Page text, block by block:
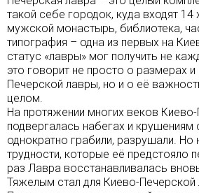
такой себе городок, куда входят
мужской монастырь, библиотека,
типография – одна из первых на
статус «лавры» мог получить не
это говорит не просто о размерах
Печерской лавры, но и о её
целом.
На протяжении многих веков
подвергалась набегах и крушениям
однократно грабили, разрушали. Но
трудности, которые её предстояло
раз Лавра восстанавливалась
Тяжелым стал для Киево-Печерской